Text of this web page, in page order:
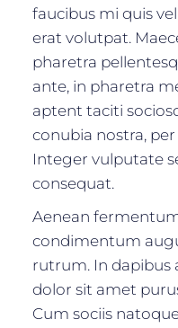
faucibus mi quis
erat volutpat.
pharetra
ante, in pharetra
aptent taciti
conubia nostra,
Integer vulputate
consequat.
Aenean
condimentum
rutrum. In dapibus
dolor sit amet
Cum sociis